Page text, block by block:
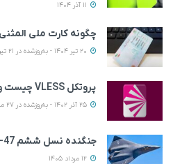
چگونه کارت ملی
پروتکل VLESS چیست و چه کاربردهایی دارد؟
جنگنده نسل ششم F-47 در مسیر نخستین پرواز